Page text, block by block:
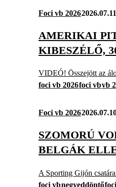
Foci vb 2026
AMERIKAI
KIBESZÉLŐ,
VIDEÓ! Összejött az
foci vb 2026foci vbvb
Foci vb 2026
SZOMORÚ
BELGÁK
A Sporting Gijón
foci vbnegyeddöntő